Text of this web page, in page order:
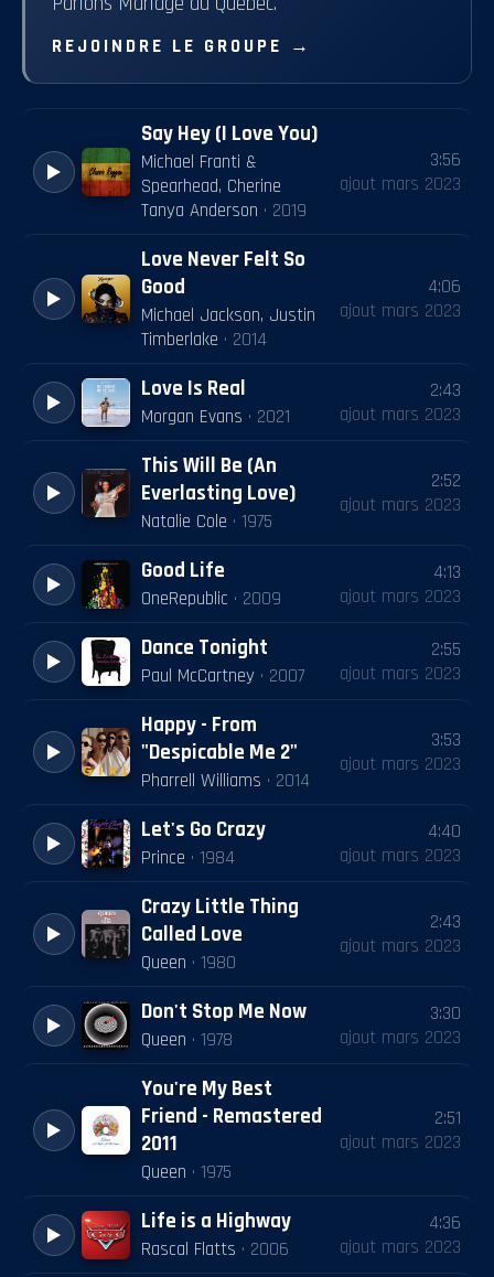
REJOINDRE LE GROUPE →
Say Hey (I Love You)
Michael Franti &
Spearhead, Cherine
Tanya Anderson · 2019
3:56
ajout mars 2023
Love Never Felt So
Good
Michael Jackson, Justin
Timberlake · 2014
4:06
ajout mars 2023
Love Is Real
Morgan Evans · 2021
2:43
ajout mars 2023
This Will Be (An
Everlasting Love)
Natalie Cole · 1975
2:52
ajout mars 2023
Good Life
OneRepublic · 2009
4:13
ajout mars 2023
Dance Tonight
Paul McCartney · 2007
2:55
ajout mars 2023
Happy - From
"Despicable Me 2"
Pharrell Williams · 2014
3:53
ajout mars 2023
Let's Go Crazy
Prince · 1984
4:40
ajout mars 2023
Crazy Little Thing
Called Love
Queen · 1980
2:43
ajout mars 2023
Don't Stop Me Now
Queen · 1978
3:30
ajout mars 2023
You're My Best
Friend - Remastered
2011
Queen · 1975
2:51
ajout mars 2023
Life is a Highway
Rascal Flatts · 2006
4:36
ajout mars 2023